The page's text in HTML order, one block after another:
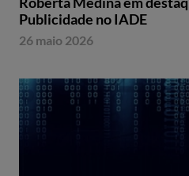
Publicidade no IADE
26 maio 2026